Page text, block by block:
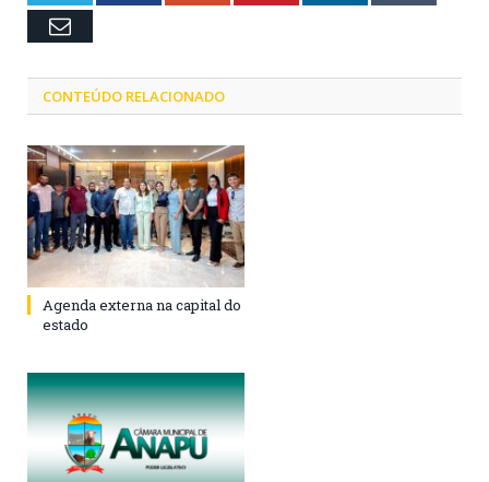
Email
CONTEÚDO RELACIONADO
Agenda externa na capital do
estado